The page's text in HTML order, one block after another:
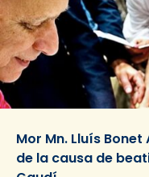
Mor Mn. Lluís
de la causa de